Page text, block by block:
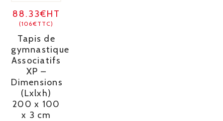
88.33€HT
(106€TTC)
Tapis de
gymnastique
Associatifs
XP –
Dimensions
(Lxlxh)
200 x 100
x 3 cm